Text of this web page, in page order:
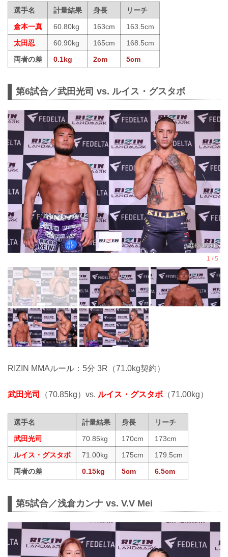
選手名 計量結果 身長
リーチ
倉本一真
60.80kg 163cm
163.5cm
太田忍
60.90kg 165cm
168.5cm
両者の差
0.1kg 2cm 5cm
第6試合／武田光司 vs. ルイス・グスタボ
RIZIN MMAルール：5分 3R（71.0kg契約）
武田光司 （70.85kg）vs. ルイス・グスタボ （71.00kg）
選手名 計量結果 身長
リーチ
武田光司
70.85kg 170cm
173cm
ルイス・グスタボ
71.00kg 175cm
179.5cm
両者の差
0.15kg 5cm 6.5cm
第5試合／浅倉カンナ vs. V.V Mei